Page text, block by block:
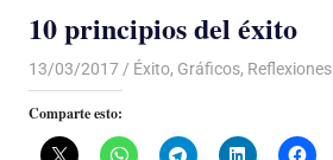
10 principios del éxito
13/03/2017 Luis Castellanos
Éxito, Gráficos, Reflexiones
Comparte esto: